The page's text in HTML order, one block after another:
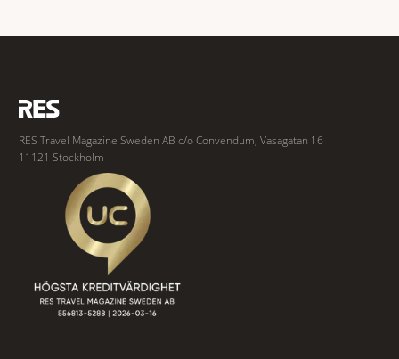
RES Travel Magazine Sweden AB c/o Convendum, Vasagatan 16
11121 Stockholm